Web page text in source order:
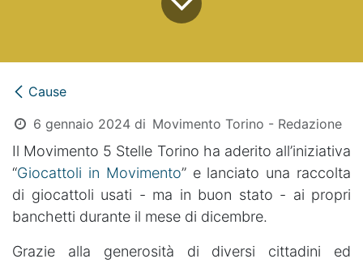
Cause
6 gennaio 2024 di Movimento Torino - Redazione
Il Movimento 5 Stelle Torino ha aderito all’iniziativa
“Giocattoli in Movimento” e lanciato una raccolta
di giocattoli usati - ma in buon stato - ai propri
banchetti durante il mese di dicembre.
Grazie alla generosità di diversi cittadini ed